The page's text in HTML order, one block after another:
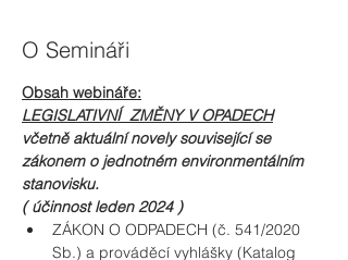
O Semináři
Obsah webináře:
LEGISLATIVNÍ  ZMĚNY V OPADECH
včetně aktuální novely související se
zákonem o jednotném environmentálním
stanovisku.
( účinnost leden 2024 )
ZÁKON O ODPADECH (č. 541/2020
Sb.) a prováděcí vyhlášky (Katalog